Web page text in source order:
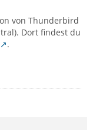
von Thunderbird
Dort findest du
.